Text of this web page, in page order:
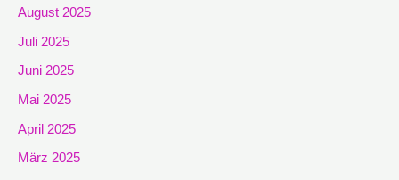
August 2025
Juli 2025
Juni 2025
Mai 2025
April 2025
März 2025